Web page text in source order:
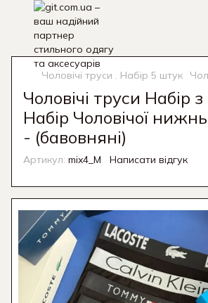
Чоловічі труси . Набір 5 штук
Чоловічі труси Набір
Набір Чоловічої
- (бавовняні)
Артикул: mix4_M Написати відгук